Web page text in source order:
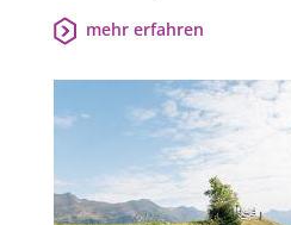
mehr erfahren